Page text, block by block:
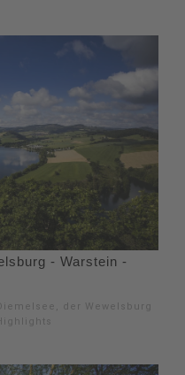
- Warstein -
der Wewelsburg